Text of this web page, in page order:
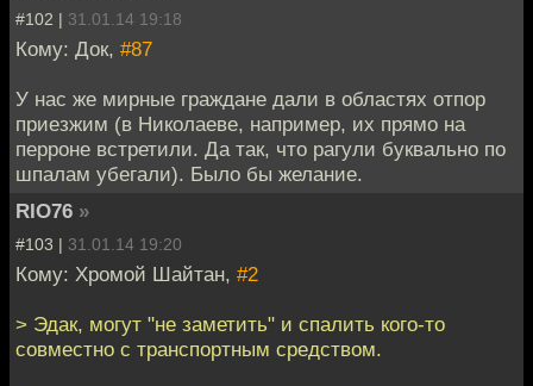
#102 | 31.01.14 19:18
Кому: Док, #87
У нас же мирные граждане дали в областях отпор
приезжим (в Николаеве, например, их прямо на
перроне встретили. Да так, что рагули буквально по
шпалам убегали). Было бы желание.
RIO76 »
#103 | 31.01.14 19:20
Кому: Хромой Шайтан, #2
> Эдак, могут "не заметить" и спалить кого-то
совместно с транспортным средством.